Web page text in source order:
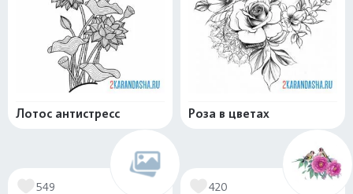
Лотос антистресс Роза в цветах
549 420